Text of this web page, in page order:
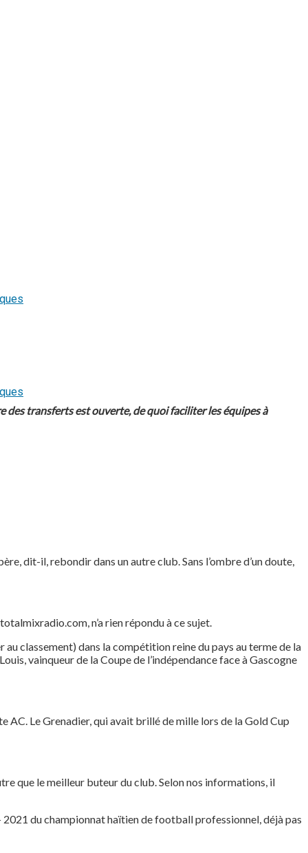
transferts est ouverte, de quoi faciliter les équipes à
dit-il, rebondir dans un autre club. Sans l’ombre d’un doute,
n’a rien répondu à ce sujet.
classement) dans la compétition reine du pays au terme de la
vainqueur de la Coupe de l’indépendance face à Gascogne
AC. Le Grenadier, qui avait brillé de mille lors de la Gold Cup
que le meilleur buteur du club. Selon nos informations, il
du championnat haïtien de football professionnel, déjà pas